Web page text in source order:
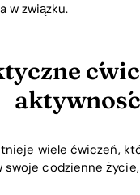
w związku.
wiele ćwiczeń,
swoje codzienne